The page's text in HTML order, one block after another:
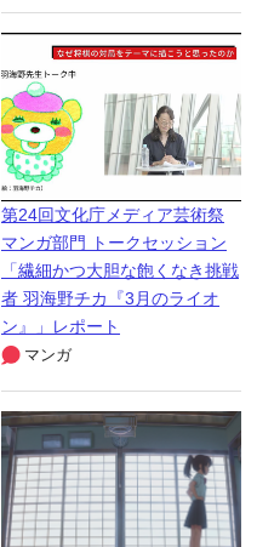
第24回文化庁メディア芸術祭
マンガ部門 トークセッション
「繊細かつ大胆な飽くなき挑戦
者 羽海野チカ『3月のライオ
ン』」レポート
マンガ